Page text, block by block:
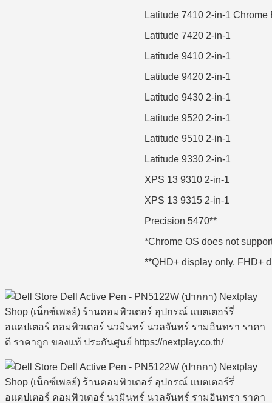
Latitude 7410 2-in-1 Chrome
Latitude 7420 2-in-1
Latitude 9410 2-in-1
Latitude 9420 2-in-1
Latitude 9430 2-in-1
Latitude 9520 2-in-1
Latitude 9510 2-in-1
Latitude 9330 2-in-1
XPS 13 9310 2-in-1
XPS 13 9315 2-in-1
Precision 5470**
*Chrome OS does not
**QHD+ display only. FHD+